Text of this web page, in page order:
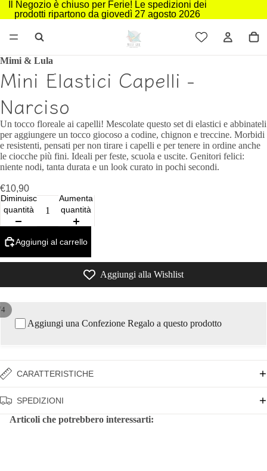
Il Negozio è chiuso per Ferie! Le spedizioni dei
prodotti ripartono da giovedì 27 agosto 2026
4
Mimi & Lula
Mini Elastici Capelli -
Narciso
Un tocco floreale ai capelli! Mescolate questo set di elastici e abbinateli
per aggiungere un tocco giocoso a codine, chignon e treccine. Morbidi
e resistenti, pensati per non tirare i capelli e per tenere in ordine anche
le ciocche più fini. Ideali per feste, scuola e uscite. Genitori felici:
niente nodi, tanta durata e un look curato in pochi secondi.
€10,90
Diminuisci
quantità
Aumenta
quantità
Aggiungi al carrello
Aggiungi alla Wishlist
Aggiungi una Confezione Regalo a questo prodotto
CARATTERISTICHE
SPEDIZIONI
Articoli che potrebbero interessarti: